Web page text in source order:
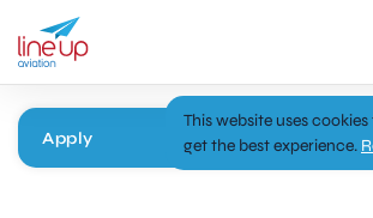
Apply
This website uses
get the best experience.